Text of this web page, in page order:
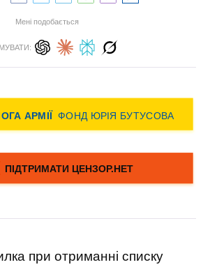
Мені подобається
при отриманні списку